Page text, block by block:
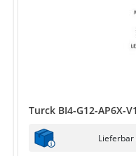
Turck BI4-G12-AP6X-
Lieferbar